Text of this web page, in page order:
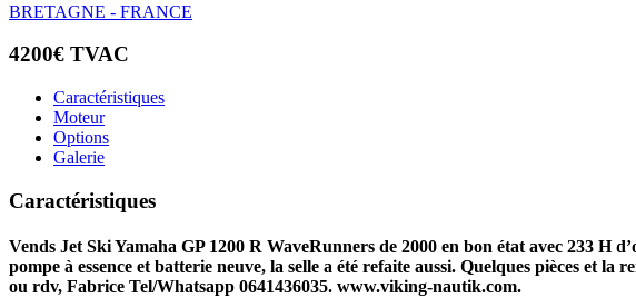
BRETAGNE - FRANCE
4200€ TVAC
Caractéristiques
Moteur
Options
Galerie
Caractéristiques
Vends Jet Ski Yamaha GP 1200 R WaveRunners de 2000 en bon état avec 233 H
pompe à essence et batterie neuve, la selle a été refaite aussi. Quelques pièces et
ou rdv, Fabrice Tel/Whatsapp 0641436035. www.viking-nautik.com.